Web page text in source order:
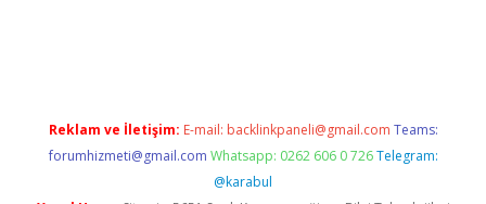
Reklam ve İletişim: E-mail: backlinkpaneli@gmail.com Teams:
forumhizmeti@gmail.com Whatsapp: 0262 606 0 726 Telegram:
@karabul